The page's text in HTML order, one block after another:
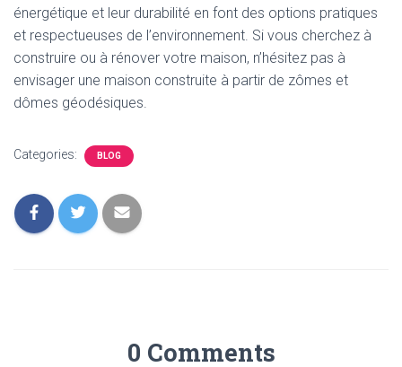
énergétique et leur durabilité en font des options pratiques
et respectueuses de l’environnement. Si vous cherchez à
construire ou à rénover votre maison, n’hésitez pas à
envisager une maison construite à partir de zômes et
dômes géodésiques.
Categories: BLOG
0 Comments